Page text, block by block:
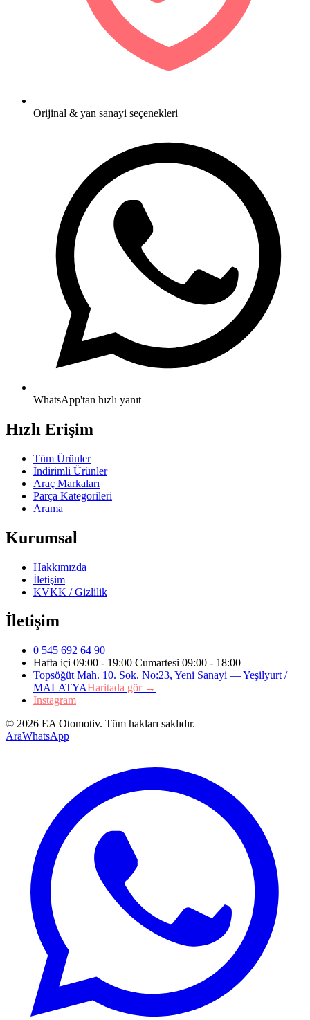
Orijinal & yan sanayi seçenekleri
WhatsApp'tan hızlı yanıt
Hızlı Erişim
Tüm Ürünler
İndirimli Ürünler
Araç Markaları
Parça Kategorileri
Arama
Kurumsal
Hakkımızda
İletişim
KVKK / Gizlilik
İletişim
0 545 692 64 90
Hafta içi 09:00 - 19:00 Cumartesi 09:00 - 18:00
Topsöğüt Mah. 10. Sok. No:23, Yeni Sanayi — Yeşilyurt /
MALATYAHaritada gör →
Instagram
© 2026 EA Otomotiv. Tüm hakları saklıdır.
AraWhatsApp